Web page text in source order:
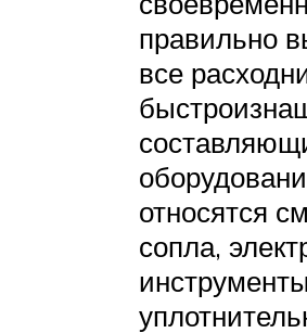
правильно
все
относятся
сопла,